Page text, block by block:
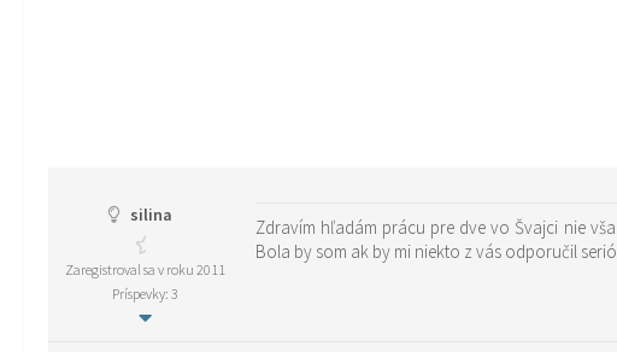
silina
Zaregistroval sa v roku 2011
Príspevky: 3
Zdravím hľadám prácu pre dve vo Švajci nie
Bola by som ak by mi niekto z vás odporučil